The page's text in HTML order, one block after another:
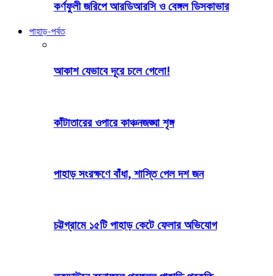
কর্ণফুলী জরিপে আরডিআরসি ও বেঙ্গল ডিসকাভার
পাহাড়-পর্বত
আকাশ যেভাবে দূরে চলে গেলো!
কাঁটাতারের ওপারে কাঞ্চনজঙ্ঘা শৃঙ্গ
পাহাড় সংরক্ষণে বাঁধা, শাস্তি পেল দশ জন
চট্টগ্রামে ১৫টি পাহাড় কেটে ফেলার অভিযোগ